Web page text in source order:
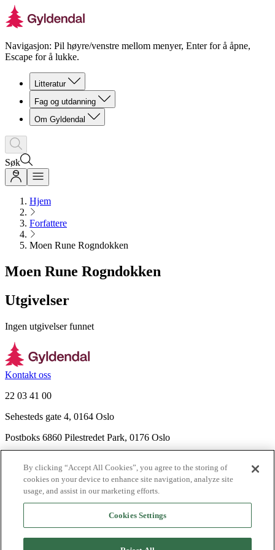
Navigasjon: Pil høyre/venstre mellom menyer, Enter for å åpne,
Escape for å lukke.
Litteratur
Fag og utdanning
Om Gyldendal
Søk
Hjem
Forfattere
Moen Rune Rogndokken
Moen Rune Rogndokken
Utgivelser
Ingen utgivelser funnet
Kontakt oss
22 03 41 00
Sehesteds gate 4, 0164 Oslo
Postboks 6860 Pilestredet Park, 0176 Oslo
Nyhetsbrev
Ledige stillinger
Send inn manus
By clicking “Accept All Cookies”, you agree to the storing of
cookies on your device to enhance site navigation, analyze site
usage, and assist in our marketing efforts.
Cookies Settings